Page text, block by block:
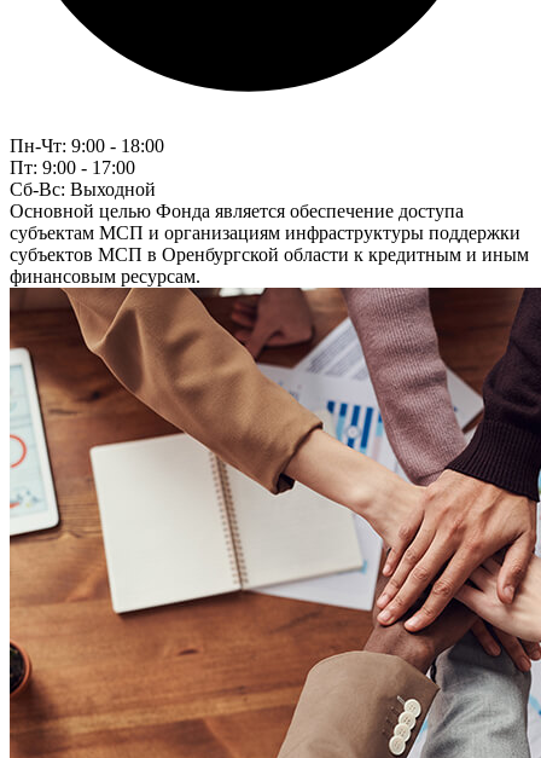
Пн-Чт: 9:00 - 18:00
Пт: 9:00 - 17:00
Сб-Вс: Выходной
Основной целью Фонда является обеспечение доступа
субъектам МСП и организациям инфраструктуры поддержки
субъектов МСП в Оренбургской области к кредитным и иным
финансовым ресурсам.